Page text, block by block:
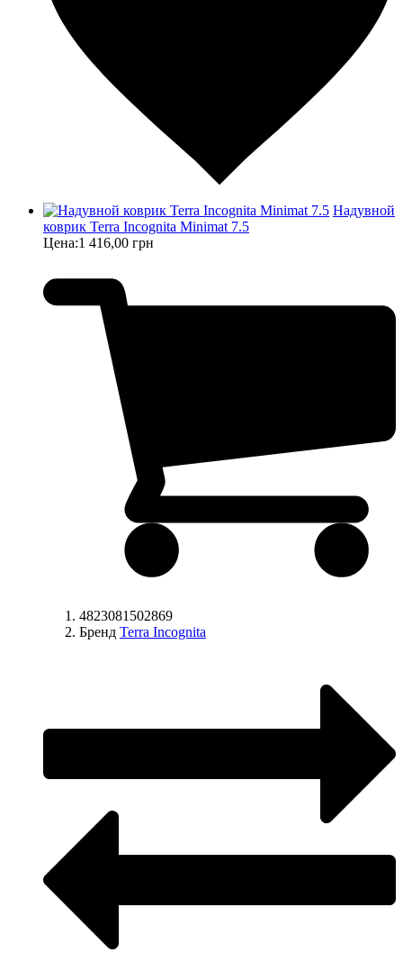
Надувной
коврик Terra Incognita Minimat 7.5
Цена:1 416,00 грн
4823081502869
Бренд Terra Incognita